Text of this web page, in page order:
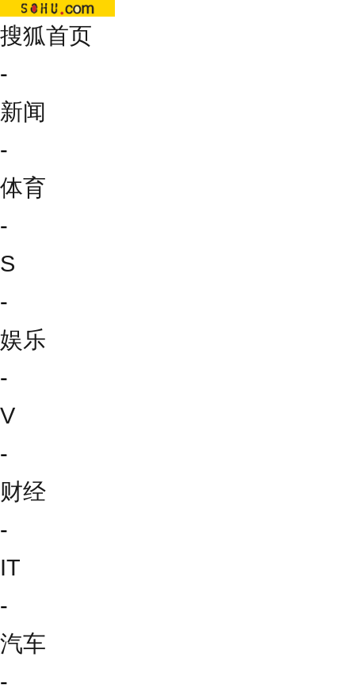
搜狐首页
-
新闻
-
体育
-
S
-
娱乐
-
V
-
财经
-
IT
-
汽车
-